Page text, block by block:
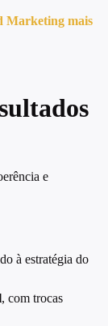
Marketing mais
e
à estratégia do
, com trocas